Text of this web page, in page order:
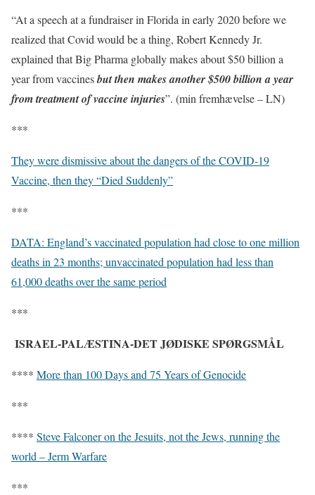
“At a speech at a fundraiser in Florida in early 2020 before we
realized that Covid would be a thing, Robert Kennedy Jr.
explained that Big Pharma globally makes about $50 billion a
year from vaccinesbut then makes another $500 billion a year
from treatment of vaccine injuries”. (min fremhævelse – LN)
***
They were dismissive about the dangers of the COVID-19
Vaccine, then they “Died Suddenly”
***
DATA: England’s vaccinated population had close to one million
deaths in 23 months; unvaccinated population had less than
61,000 deaths over the same period
***
ISRAEL-PALÆSTINA-DET JØDISKE SPØRGSMÅL
**** More than 100 Days and 75 Years of Genocide
***
**** Steve Falconer on the Jesuits, not the Jews, running the
world – Jerm Warfare
***